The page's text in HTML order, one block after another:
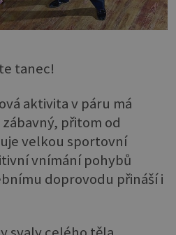
tanec!
aktivita v páru má
přitom od
velkou sportovní
vnímání pohybů
doprovodu přináší i